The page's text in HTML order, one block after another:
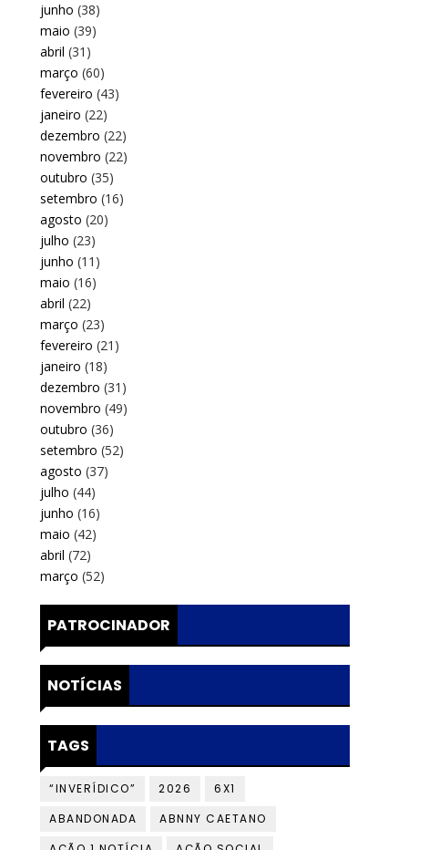
junho (38)
maio (39)
abril (31)
março (60)
fevereiro (43)
janeiro (22)
dezembro (22)
novembro (22)
outubro (35)
setembro (16)
agosto (20)
julho (23)
junho (11)
maio (16)
abril (22)
março (23)
fevereiro (21)
janeiro (18)
dezembro (31)
novembro (49)
outubro (36)
setembro (52)
agosto (37)
julho (44)
junho (16)
maio (42)
abril (72)
março (52)
PATROCINADOR
NOTÍCIAS
TAGS
“INVERÍDICO” 2026
6X1
ABANDONADA
ABNNY CAETANO